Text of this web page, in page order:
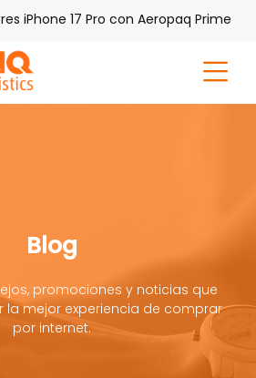
17 Pro con Aeropaq Prime
Blog
promociones y noticias que
la mejor experiencia de comprar
por internet.